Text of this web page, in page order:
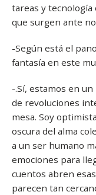
tareas y tecnología
que surgen ante
-Según está el
fantasía en este
-.Sí, estamos en
de revoluciones
mesa. Soy
oscura del alma
a un ser humano
emociones para
cuentos abren
parecen tan